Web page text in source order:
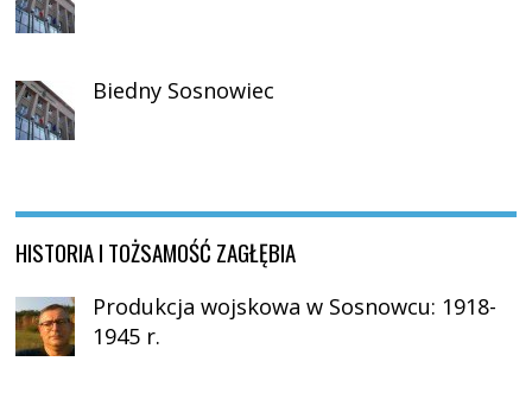
Biedny Sosnowiec
HISTORIA I TOŻSAMOŚĆ ZAGŁĘBIA
Produkcja wojskowa w Sosnowcu: 1918-
1945 r.